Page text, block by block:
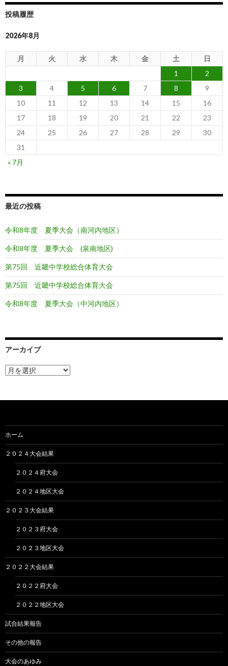
投稿履歴
2026年8月
月 火 水 木 金 土
日
1
2
3
4 5 6 7 8
9
10
11 12 13 14 15
16
17
18 19 20 21 22
23
24
25 26 27 28 29
30
31
« 7月
最近の投稿
令和8年度 夏季大会（南河内地区）
令和8年度 夏季大会 (泉南地区)
第75回 近畿中学校総合体育大会
第75回 近畿中学校総合体育大会
令和8年度 夏季大会（中河内地区）
アーカイブ
ア
ー
ホーム
２０２４大会結果
２０２４府大会
２０２４地区大会
２０２３大会結果
２０２３府大会
２０２３地区大会
２０２２大会結果
２０２２府大会
２０２２地区大会
試合結果報告
その他の報告
大会のあゆみ